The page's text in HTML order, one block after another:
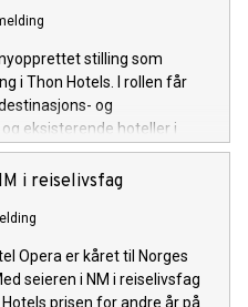
stilling som
i Thon Hotels. I rollen får
og
eksisterende hoteller i
som hotelldirektør
Hotel Svolvær, hvor han har
reiselivsnæringen i regionen,
i Nordnorks reiseliv, NHO
har vært med å åpne og drifte
sterk lokal tilstedeværelse
i reiselivsfag
Opera er kåret til Norges
seieren i NM i reiselivsfag
prisen for andre år på